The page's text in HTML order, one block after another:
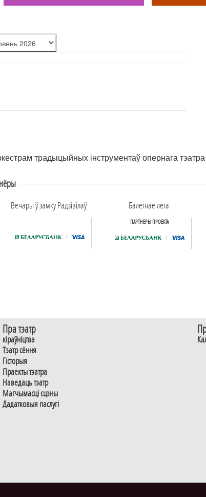
традыцыйных інструментаў опернага
Вечары ў замку Радзiвiлаў Балетнае лета
ПАРТНЕРЫ ПРОЕКТА
Пра тэатр
кіраўніцтва
Тэатр сёння
Гiсторыя
Праекты тэатра
Наведаць тэатр
Магчымасцi сцэны
Дадаткoвыя паслугi